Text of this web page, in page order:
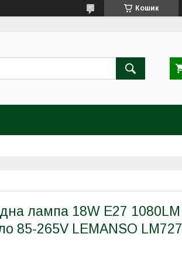
Кошик
лампа 18W E27 1080LM
85-265V LEMANSO LM727